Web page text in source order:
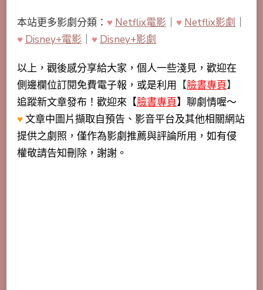
本站更多影劇分類： ♥ Netflix電影 ♥ Netflix影劇
♥ Disney+電影 ♥ Disney+影劇
以上，觀後感分享給大家，個人一些淺見，歡迎在
側邊欄位訂閱免費電子報，或是利用 【臉書專頁】
追蹤新文章發布！歡迎來【臉書專頁】聊劇情喔～
♥文章中圖片擷取自預告、影音平台及其他相關網站
提供之劇照，僅作為影劇推薦與評論所用，如有侵
權敬請告知刪除，謝謝。